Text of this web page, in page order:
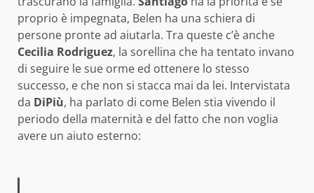
proprio è impegnata, Belen ha una schiera di
persone pronte ad aiutarla. Tra queste c’è anche
Cecilia Rodriguez, la sorellina che ha tentato invano
di seguire le sue orme ed ottenere lo stesso
successo, e che non si stacca mai da lei. Intervistata
da DiPiù, ha parlato di come Belen stia vivendo il
periodo della maternità e del fatto che non voglia
avere un aiuto esterno: